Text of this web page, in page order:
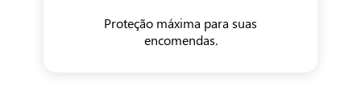
Proteção máxima para suas
encomendas.